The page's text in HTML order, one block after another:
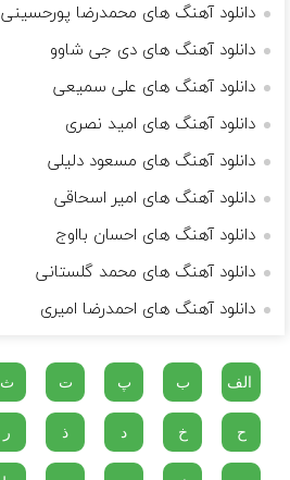
دانلود آهنگ های محمدرضا پورحسینی
دانلود آهنگ های دی جی شاوو
دانلود آهنگ های علی سمیعی
دانلود آهنگ های امید نصری
دانلود آهنگ های مسعود دلیلی
دانلود آهنگ های امیر اسحاقی
دانلود آهنگ های احسان بااوج
دانلود آهنگ های محمد گلستانی
دانلود آهنگ های احمدرضا امیری
الف ب پ ت ث
ح خ د ذ ر